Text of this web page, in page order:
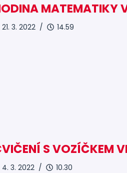
MATEMATIKY
21. 3. 2022 / 14.59
S VOZÍČKEM
4. 3. 2022 / 10.30